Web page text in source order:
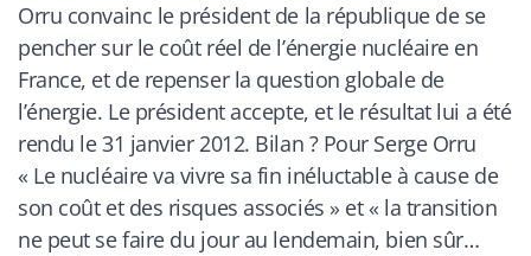
Orru convainc le président de la république de se
pencher sur le coût réel de l’énergie nucléaire en
France, et de repenser la question globale de
l’énergie. Le président accepte, et le résultat lui a été
rendu le 31 janvier 2012. Bilan ? Pour Serge Orru
« Le nucléaire va vivre sa fin inéluctable à cause de
son coût et des risques associés » et « la transition
ne peut se faire du jour au lendemain, bien sûr…